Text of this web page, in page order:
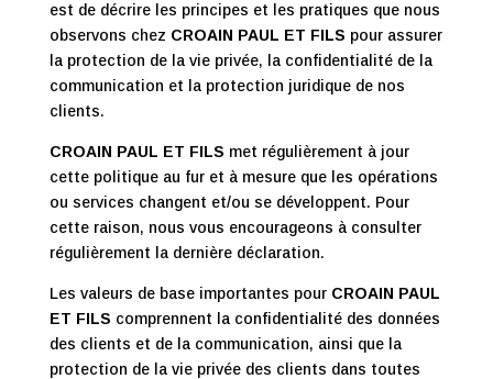
est de décrire les principes et les pratiques que nous
observons chez CROAIN PAUL ET FILS pour assurer
la protection de la vie privée, la confidentialité de la
communication et la protection juridique de nos
clients.
CROAIN PAUL ET FILS met régulièrement à jour
cette politique au fur et à mesure que les opérations
ou services changent et/ou se développent. Pour
cette raison, nous vous encourageons à consulter
régulièrement la dernière déclaration.
Les valeurs de base importantes pour CROAIN PAUL
ET FILS comprennent la confidentialité des données
des clients et de la communication, ainsi que la
protection de la vie privée des clients dans toutes